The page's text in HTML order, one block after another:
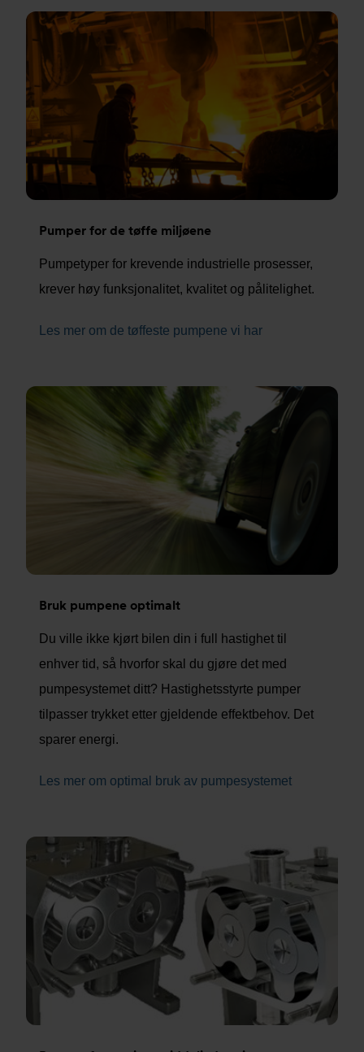
Pumper for de tøffe miljøene
Pumpetyper for krevende industrielle prosesser,
krever høy funksjonalitet, kvalitet og pålitelighet.
Les mer om de tøffeste pumpene vi har
Bruk pumpene optimalt
Du ville ikke kjørt bilen din i full hastighet til
enhver tid, så hvorfor skal du gjøre det med
pumpesystemet ditt? Hastighetsstyrte pumper
tilpasser trykket etter gjeldende effektbehov. Det
sparer energi.
Les mer om optimal bruk av pumpesystemet